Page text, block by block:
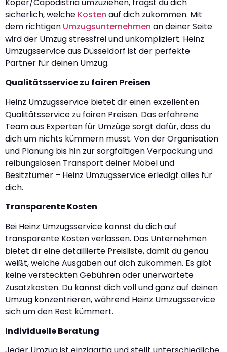
sicherlich, welche Kosten auf dich zukommen. Mit
dem richtigen Umzugsunternehmen an deiner Seite
wird der Umzug stressfrei und unkompliziert. Heinz
Umzugsservice aus Düsseldorf ist der perfekte
Partner für deinen Umzug.
Qualitätsservice zu fairen Preisen
Heinz Umzugsservice bietet dir einen exzellenten
Qualitätsservice zu fairen Preisen. Das erfahrene
Team aus Experten für Umzüge sorgt dafür, dass du
dich um nichts kümmern musst. Von der Organisation
und Planung bis hin zur sorgfältigen Verpackung und
reibungslosen Transport deiner Möbel und
Besitztümer – Heinz Umzugsservice erledigt alles für
dich.
Transparente Kosten
Bei Heinz Umzugsservice kannst du dich auf
transparente Kosten verlassen. Das Unternehmen
bietet dir eine detaillierte Preisliste, damit du genau
weißt, welche Ausgaben auf dich zukommen. Es gibt
keine versteckten Gebühren oder unerwartete
Zusatzkosten. Du kannst dich voll und ganz auf deinen
Umzug konzentrieren, während Heinz Umzugsservice
sich um den Rest kümmert.
Individuelle Beratung